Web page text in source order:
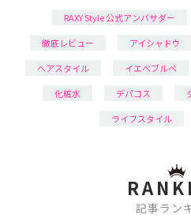
RAXY Style 公式アンバサダー
徹底レビュー
アイシャドウ
ヘアスタイル
イエベブルベ
化粧水
デパコス
ライフスタイル
記事ラン